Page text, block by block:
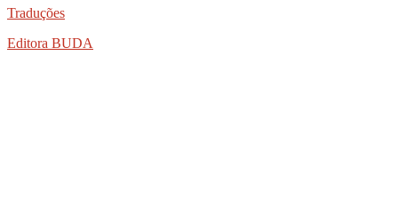
Traduções
Editora BUDA